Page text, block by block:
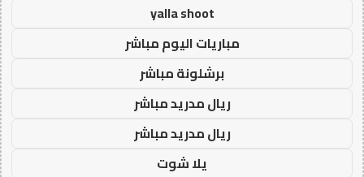
yalla shoot
مباريات اليوم مباشر
برشلونة مباشر
ريال مدريد مباشر
ريال مدريد مباشر
يلا شوت